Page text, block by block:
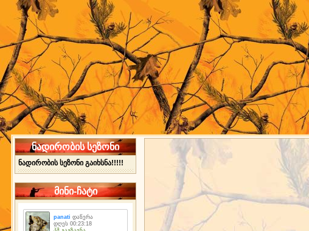
ნადირობის სეზონი
ნადირობის სეზონი გაიხსნა!!!!!
მინი-ჩატი